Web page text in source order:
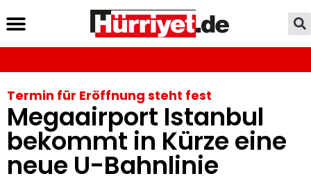
Termin für Eröffnung steht fest
Megaairport Istanbul
bekommt in Kürze eine
neue U-Bahnlinie